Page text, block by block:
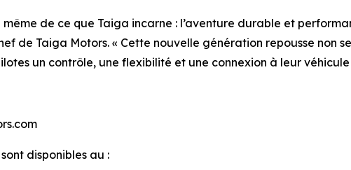
de ce que Taiga incarne : l’aventure durable et
de Taiga Motors. « Cette nouvelle génération repousse non
un contrôle, une flexibilité et une connexion à leur véhicule
disponibles au :